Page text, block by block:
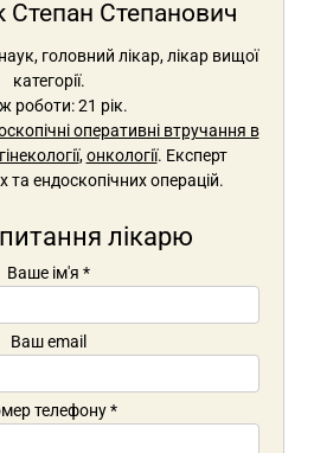
Степан Степанович
головний лікар, лікар вищої
категорії.
роботи: 21 рік.
оперативні втручання в
гінекології,онкології. Експерт
та ендоскопічних операцій.
лікарю
Ваше ім'я *
Ваш email
телефону*